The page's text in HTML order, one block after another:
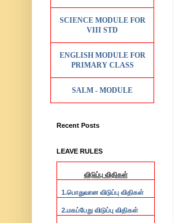
SCIENCE MODULE FOR
VIII STD
ENGLISH MODULE FOR
PRIMARY CLASS
SALM - MODULE
Recent Posts
LEAVE RULES
விடுப்பு விதிகள்
1.பொதுவான விடுப்பு விதிகள்
2.மகப்பேறு விடுப்பு விதிகள்